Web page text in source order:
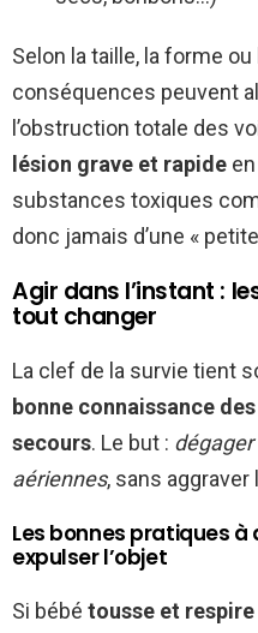
Selon la taille, la forme
conséquences peuvent
l’obstruction totale des
lésion grave et rapide
substances toxiques
donc jamais d’une «
Agir dans l’instant :
tout changer
La clef de la survie tient
bonne connaissance
secours. Le but :
aériennes, sans aggraver
Les bonnes pratiques
expulser l’objet
Si bébé tousse et respire